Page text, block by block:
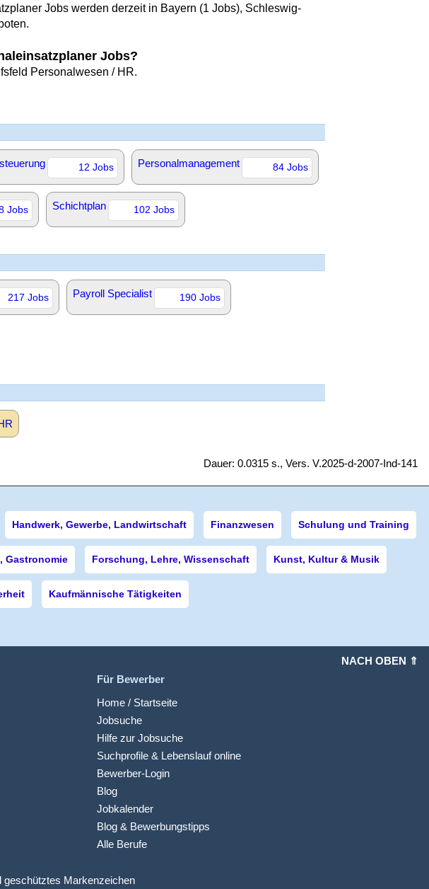
Jobs werden derzeit in Bayern (1 Jobs), Schleswig-
Jobs?
Personalwesen / HR.
12 Jobs Personalmanagement 84 Jobs
Jobs Schichtplan 102 Jobs
217 Jobs Payroll Specialist 190 Jobs
Dauer: 0.0315 s., Vers. V.2025-d-2007-Ind-141
Handwerk, Gewerbe, Landwirtschaft Finanzwesen Schulung und Training
Gastronomie Forschung, Lehre, Wissenschaft Kunst, Kultur & Musik
Kaufmännische Tätigkeiten
NACH OBEN ⇑
Für Bewerber
Home / Startseite
Jobsuche
Hilfe zur Jobsuche
Suchprofile & Lebenslauf online
Bewerber-Login
Blog
Jobkalender
Blog & Bewerbungstipps
Alle Berufe
geschütztes Markenzeichen